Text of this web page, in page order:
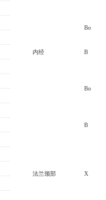
内经
Bo
B
Bo
B
法兰颈部 X